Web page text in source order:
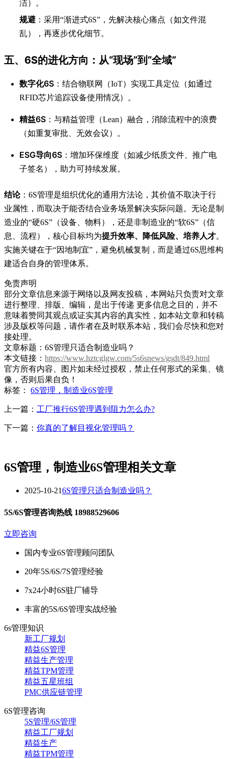
洁）。
规避 ：采用“渐进式6S”，先解决核心痛点（如文件混
乱），再逐步优化细节。
五、6S的进化方向：从“现场”到“全域”
数字化6S ：结合物联网（IoT）实现工具定位（如通过
RFID芯片追踪设备使用情况）。
精益6S ：与精益管理（Lean）融合，消除流程中的浪费
（如重复审批、无效会议）。
ESG导向6S ：增加环保维度（如减少纸质文件、推广电
子签名），助力可持续发展。
结论：6S管理是组织优化的通用方法论，其价值不取决于行
业属性，而取决于能否结合业务场景解决实际问题。无论是制
造业的“硬6S”（设备、物料），还是非制造业的“软6S”（信
息、流程），核心目标均为提升效率、降低风险、培养人才。
实施关键在于“因地制宜”，避免机械复制，而是通过6S思维构
建适合自身的管理体系。
免责声明
部分文章信息来源于网络以及网友投稿，本网站只负责对文章
进行整理、排版、编辑，是出于传递 更多信息之目的，并不
意味着赞同其观点或证实其内容的真实性，如本站文章和转稿
涉及版权等问题，请作者在及时联系本站，我们会尽快和您对
接处理。
文章标题：6S管理只适合制造业吗？
本文链接： https://www.hztcglgw.com/5s6snews/gsdt/849.html
官方所有内容、图片如未经过授权，禁止任何形式的采集、镜
像，否则后果自负！
标签：
6S管理，制造业6S管理
上一篇： 工厂推行6S管理遇到阻力怎么办?
下一篇： 你真的了解目视化管理吗？
6S管理，制造业6S管理相关文章
2025-10-216S管理只适合制造业吗？
5S/6S管理咨询热线 18988529606
立即咨询
国内专业6S管理顾问团队
20年5S/6S/7S管理经验
7x24小时6S驻厂辅导
丰富的5S/6S管理实战经验
6s管理知识
新工厂规划
精益6S管理
精益生产管理
精益TPM管理
精益五星班组
PMC供应链管理
6S管理咨询
5S管理/6S管理
精益工厂规划
精益生产
精益TPM管理